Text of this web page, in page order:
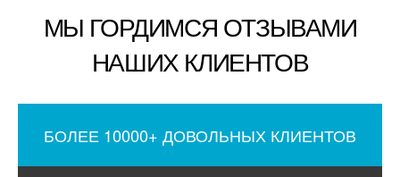
МЫ ГОРДИМСЯ ОТЗЫВАМИ
НАШИХ КЛИЕНТОВ
БОЛЕЕ 10000+ ДОВОЛЬНЫХ КЛИЕНТОВ